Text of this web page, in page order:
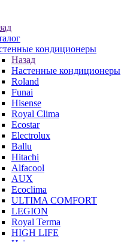
кондиционеры
Назад
Настенные кондиционеры
Roland
Funai
Hisense
Royal Clima
Ecostar
Electrolux
Ballu
Hitachi
Alfacool
AUX
Ecoclima
ULTIMA COMFORT
LEGION
Royal Terma
HIGH LIFE